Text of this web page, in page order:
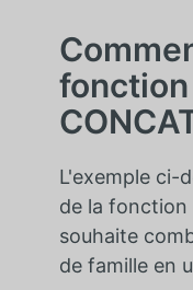
fonction
L'exemple ci-
de la fonction
souhaite
de famille en